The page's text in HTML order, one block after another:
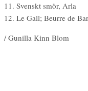
11. Svenskt smör, Arla
12. Le Gall; Beurre de
/ Gunilla Kinn Blom